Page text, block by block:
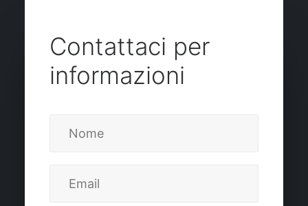
Contattaci per
informazioni